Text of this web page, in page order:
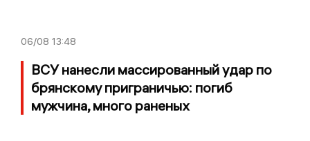
06/08 13:48
ВСУ нанесли массированный удар по
брянскому приграничью: погиб
мужчина, много раненых